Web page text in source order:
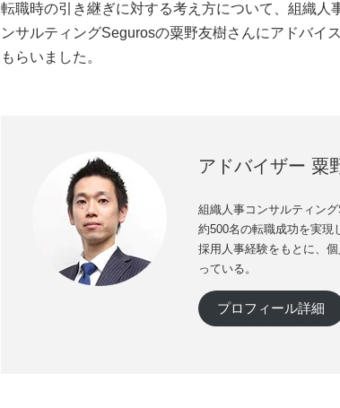
転職時の引き継ぎに対する考え方について、組織人
ンサルティングSegurosの粟野友樹さんにアドバイ
もらいました。
アドバイザー 粟
組織人事コンサルティン
約500名の転職成功を実現
採用人事経験をもとに、
っている。
プロフィール詳細